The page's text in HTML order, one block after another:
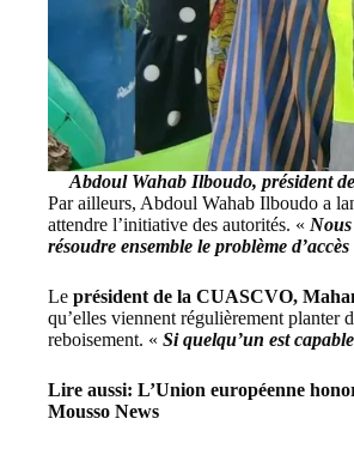
Abdoul Wahab Ilboudo, président
Par ailleurs, Abdoul Wahab Ilboudo a
attendre l’initiative des autorités. «
résoudre ensemble le problème
Le président de la CUASCVO,
qu’elles viennent régulièrement planter
reboisement. « Si quelqu’un est
Lire aussi: L’Union européenne
Mousso News